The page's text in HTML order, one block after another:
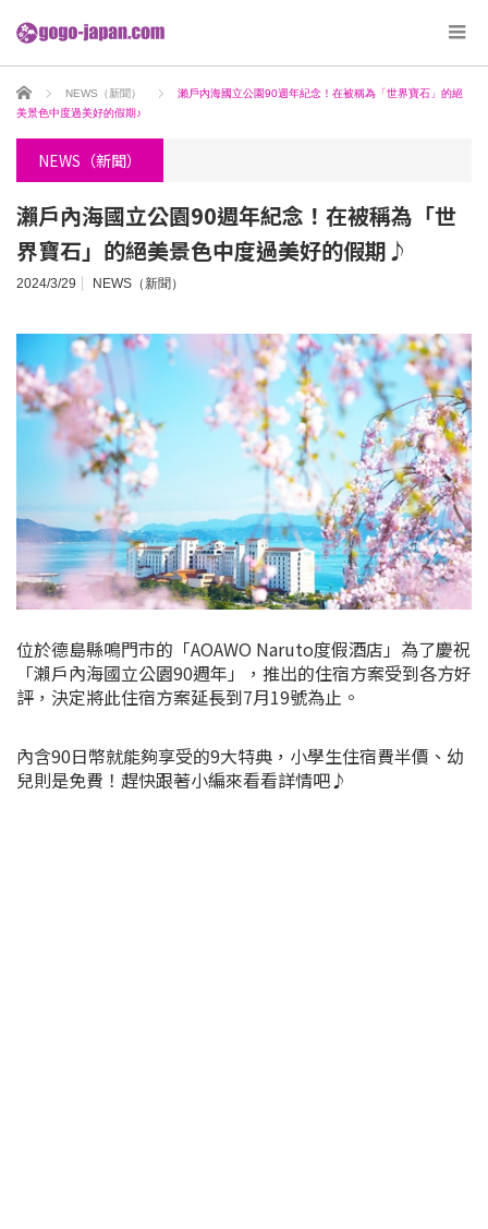
ホーム NEWS（新聞）
瀨戶內海國立公園90週年紀念！在被稱為「世界寶石」的絕
美景色中度過美好的假期♪
NEWS（新聞）
瀨戶內海國立公園90週年紀念！在被稱為「世
界寶石」的絕美景色中度過美好的假期♪
2024/3/29 NEWS（新聞）
位於德島縣鳴門市的「AOAWO Naruto度假酒店」為了慶祝
「瀨戶內海國立公園90週年」，推出的住宿方案受到各方好
評，決定將此住宿方案延長到7月19號為止。
內含90日幣就能夠享受的9大特典，小學生住宿費半價、幼
兒則是免費！趕快跟著小編來看看詳情吧♪